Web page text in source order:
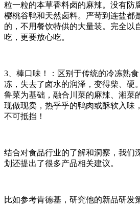
粒一粒的本草香料卤的麻辣。没有防
樱桃谷鸭和天然卤料。严苛到连盐都
的，不用餐饮特供的大量装。完全以
吃，更要放心吃。
3 、棒口味！：区别于传统的冷冻熟
冻，失去了卤水的润泽，变得柴、硬
鲁菜为基础，融合川菜的麻辣、湘菜
现做现卖，热乎乎的鸭肉或酥软入味
不可抵挡！
结合对食品行业的了解和洞察，我们
划还提出了很多产品相关建议。
比如参考肯德基，研究他的新品研发